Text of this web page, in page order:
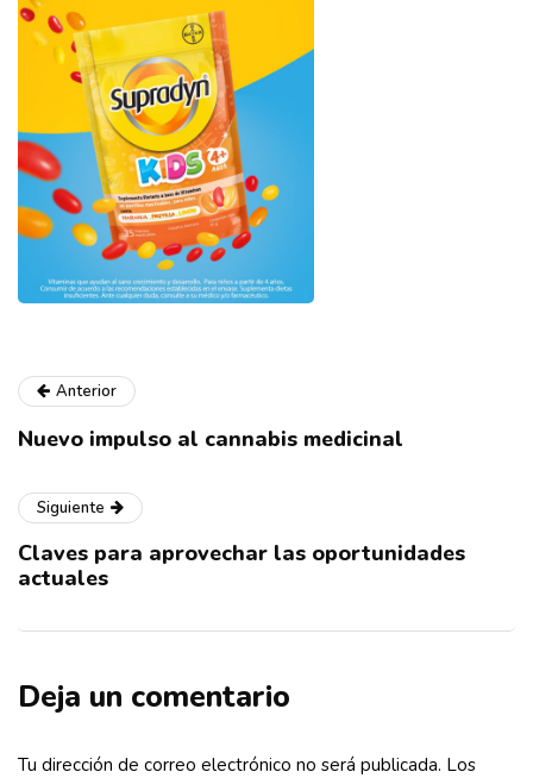
Anterior
Nuevo impulso al cannabis medicinal
Siguiente
Claves para aprovechar las oportunidades
actuales
Deja un comentario
Tu dirección de correo electrónico no será publicada. Los